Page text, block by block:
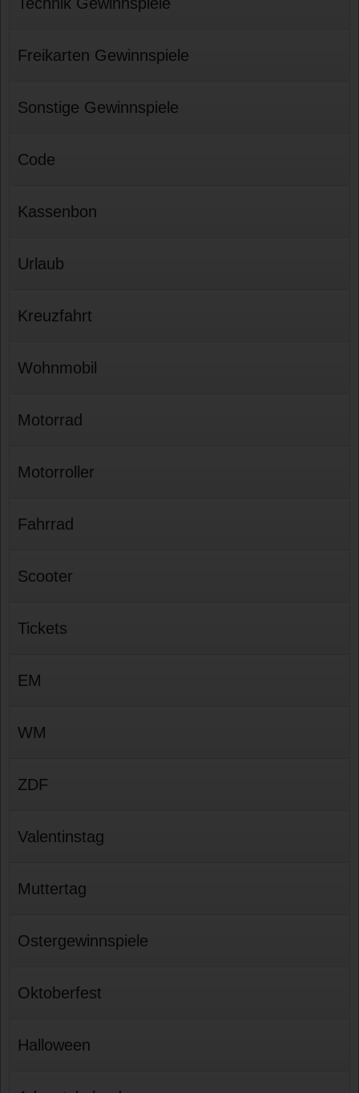
Freikarten Gewinnspiele
Sonstige Gewinnspiele
Code
Kassenbon
Urlaub
Kreuzfahrt
Wohnmobil
Motorrad
Motorroller
Fahrrad
Scooter
Tickets
EM
WM
ZDF
Valentinstag
Muttertag
Ostergewinnspiele
Oktoberfest
Halloween